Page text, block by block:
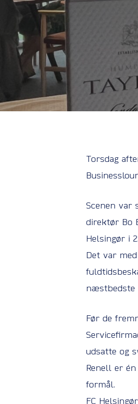
Torsdag
Scenen var
direktør Bo
Helsingør i
Det var
næstbedste
Før de
udsatte og
Renell er
formål.
FC